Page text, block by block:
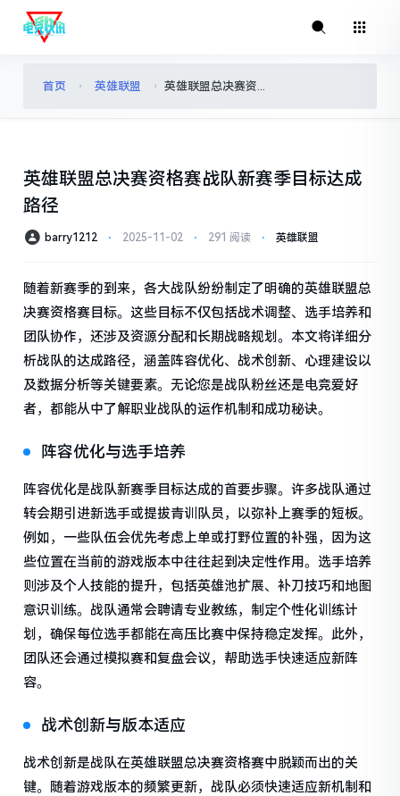
首页 › 英雄联盟 ›
英雄联盟总决赛资格赛战队新赛季目标达成
路径
barry1212 ⋅ 2025-11-02 ⋅ 291 阅读 ⋅ 英雄联盟
随着新赛季的到来，各大战队纷纷制定了明确的英雄联盟总
决赛资格赛目标。这些目标不仅包括战术调整、选手培养和
团队协作，还涉及资源分配和长期战略规划。本文将详细分
析战队的达成路径，涵盖阵容优化、战术创新、心理建设以
及数据分析等关键要素。无论您是战队粉丝还是电竞爱好
者，都能从中了解职业战队的运作机制和成功秘诀。
阵容优化与选手培养
阵容优化是战队新赛季目标达成的首要步骤。许多战队通过
转会期引进新选手或提拔青训队员，以弥补上赛季的短板。
例如，一些队伍会优先考虑上单或打野位置的补强，因为这
些位置在当前的游戏版本中往往起到决定性作用。选手培养
则涉及个人技能的提升，包括英雄池扩展、补刀技巧和地图
意识训练。战队通常会聘请专业教练，制定个性化训练计
划，确保每位选手都能在高压比赛中保持稳定发挥。此外，
团队还会通过模拟赛和复盘会议，帮助选手快速适应新阵
容。
战术创新与版本适应
战术创新是战队在英雄联盟总决赛资格赛中脱颖而出的关
键。随着游戏版本的频繁更新，战队必须快速适应新机制和